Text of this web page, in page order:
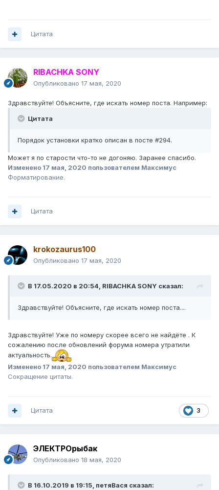
Цитата
RIBACHKA SONY
Опубликовано 17 мая, 2020
Здравствуйте! Объясните, где искать номер поста. Например:
Цитата
Порядок установки кратко описан в посте #294.
Может я по старости что-то не догоняю. Заранее спасибо.
Изменено 17 мая, 2020 пользователем Максимус
Форматирование.
Цитата
krokozaurus100
Опубликовано 17 мая, 2020
В 17.05.2020 в 20:54, RIBACHKA SONY сказал:
Здравствуйте! Объясните, где искать номер поста....
Здравствуйте! Уже по номеру скорее всего не найдёте . К
сожалению после обновлений форума номера утратили
актуальность.
Изменено 17 мая, 2020 пользователем Максимус
Сокращение цитаты.
3
Цитата
ЭЛЕКТРОрыбак
Опубликовано 18 мая, 2020
В 16.10.2019 в 19:15, петяВася сказал: